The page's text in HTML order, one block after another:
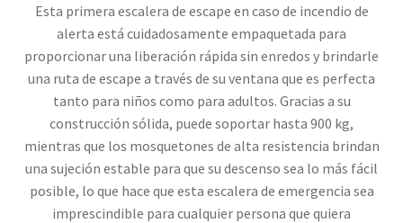
Esta primera escalera de escape en caso de incendio de
alerta está cuidadosamente empaquetada para
proporcionar una liberación rápida sin enredos y brindarle
una ruta de escape a través de su ventana que es perfecta
tanto para niños como para adultos. Gracias a su
construcción sólida, puede soportar hasta 900 kg,
mientras que los mosquetones de alta resistencia brindan
una sujeción estable para que su descenso sea lo más fácil
posible, lo que hace que esta escalera de emergencia sea
imprescindible para cualquier persona que quiera